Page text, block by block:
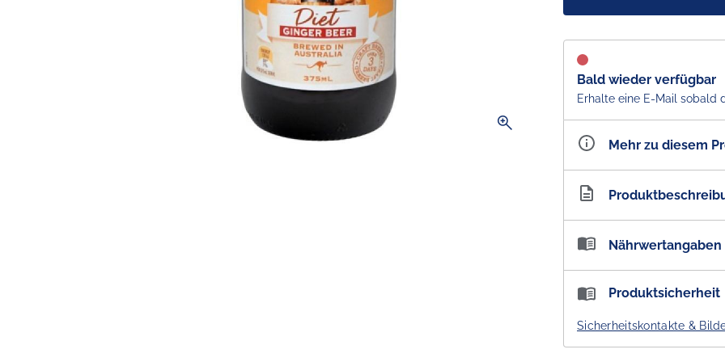
zoom_in
Bald wieder verfügbar
Erhalte eine E-Mail sobald
Mehr zu diesem
Artikelnummer
Bundaberg Diet Ginger
Australias favourite
einheimischem
Nährwertangaben
Nährwertangaben:
Brennwert
Produktsicherheit
Sicherheitskontakte &